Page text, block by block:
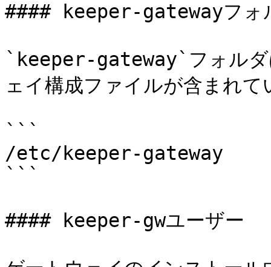
#### keeper-gatewayフォ
`keeper-gateway`フォルダ
ェイ構成ファイルが含まれて
```
/etc/keeper-gateway
```
#### keeper-gwユーザー